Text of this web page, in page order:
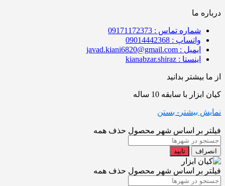
درباره ما
شماره تماس : 09171172373
واتساپ : 09014442368
ایمیل : javad.kiani6820@gmail.com
اینستا : kianabzar.shiraz
از ما بیشتر بدانید
کیان ابزار با سابقه 10 ساله
نمایش بیشتر - بستن
فیلتر بر اساس شهر محصول حذف همه
انصراف تایید
فیلتر بر اساس شهر محصول حذف همه